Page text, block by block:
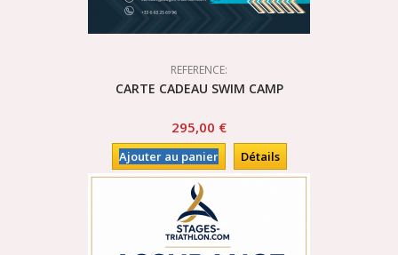
REFERENCE:
CARTE CADEAU SWIM CAMP
295,00 €
Ajouter au panier Détails